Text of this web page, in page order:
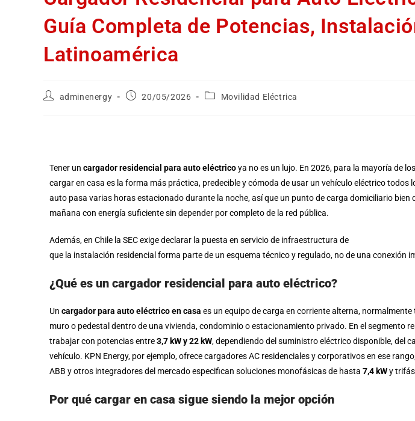
Guía Completa de Potencias,
Latinoamérica
adminenergy 20/05/2026 Movilidad Eléctrica
Tener un cargador residencial para auto eléctricoya no es un lujo. En 2026, para la mayoría de
cargar en casa es la forma más práctica, predecible y cómoda de usar un vehículo eléctrico todos
auto pasa varias horas estacionado durante la noche, así que un punto de carga domiciliario bien
mañana con energía suficiente sin depender por completo de la red pública.
Además, en Chile la SEC exige declarar la puesta en servicio de infraestructura de
que la instalación residencial forma parte de un esquema técnico y regulado, no de una conexión
¿Qué es un cargador residencial para auto eléctrico?
Un cargador para auto eléctrico en casa es un equipo de carga en corriente alterna,
muro o pedestal dentro de una vivienda, condominio o estacionamiento privado. En el segmento
trabajar con potencias entre3,7 kW y 22 kW, dependiendo del suministro eléctrico disponible, del
vehículo. KPN Energy, por ejemplo, ofrece cargadores AC residenciales y corporativos en ese
ABB y otros integradores del mercado especifican soluciones monofásicas de hasta 7,4 kWy
Por qué cargar en casa sigue siendo la mejor opción